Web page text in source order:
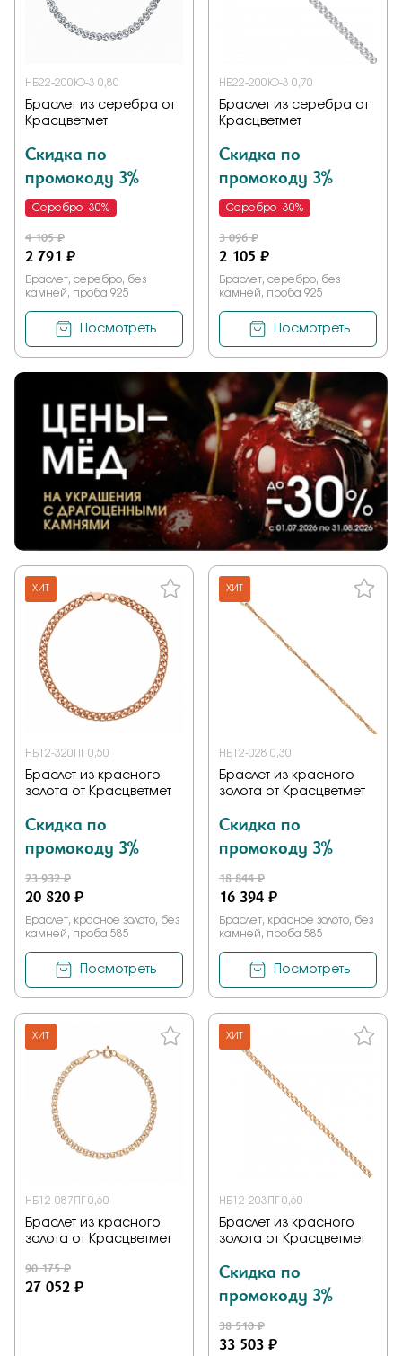
НБ22-200Ю-3 0,80
Браслет из серебра от
Красцветмет
Скидка по
промокоду 3%
Серебро -30%
4 105 ₽
2 791 ₽
Браслет, серебро, без
камней, проба 925
Посмотреть
НБ22-200Ю-3 0,70
Браслет из серебра от
Красцветмет
Скидка по
промокоду 3%
Серебро -30%
3 096 ₽
2 105 ₽
Браслет, серебро, без
камней, проба 925
Посмотреть
ХИТ
НБ12-320ПГ 0,50
Браслет из красного
золота от Красцветмет
Скидка по
промокоду 3%
23 932 ₽
20 820 ₽
Браслет, красное золото, без
камней, проба 585
Посмотреть
ХИТ
НБ12-028 0,30
Браслет из красного
золота от Красцветмет
Скидка по
промокоду 3%
18 844 ₽
16 394 ₽
Браслет, красное золото, без
камней, проба 585
Посмотреть
ХИТ
НБ12-087ПГ 0,60
Браслет из красного
золота от Красцветмет
90 175 ₽
27 052 ₽
ХИТ
НБ12-203ПГ 0,60
Браслет из красного
золота от Красцветмет
Скидка по
промокоду 3%
38 510 ₽
33 503 ₽
Заказать
Подтверждаю, что я ознакомлен и согласен с условиями
политики конфиденциальности
Отправить